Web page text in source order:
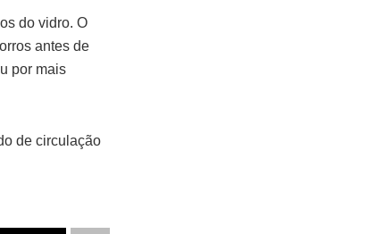
do vidro. O
antes de
por mais
de circulação